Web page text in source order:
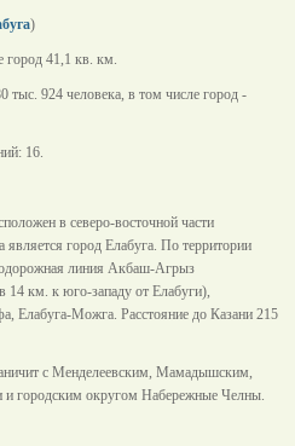
)
город 41,1 кв. км.
тыс. 924 человека, в том числе город -
16.
в северо-восточной части
является город Елабуга. По территории
линия Акбаш-Агрыз
14 км. к юго-западу от Елабуги),
Елабуга-Можга. Расстояние до Казани 215
с Менделеевским, Мамадышским,
городским округом Набережные Челны.